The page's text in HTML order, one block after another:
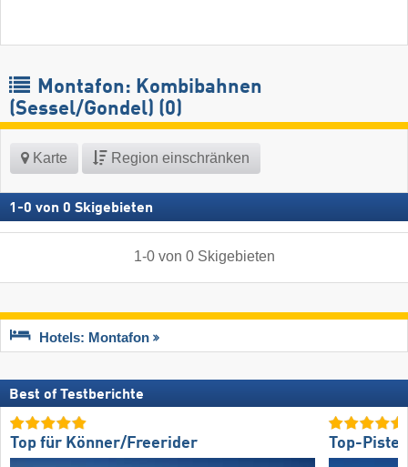
Montafon: Kombibahnen
(Sessel/Gondel) (0)
Karte Region einschränken
1 -0 von 0 Skigebieten
1-0von 0 Skigebieten
Hotels: Montafon
Best of Testberichte
Top für Könner/Freerider Top-